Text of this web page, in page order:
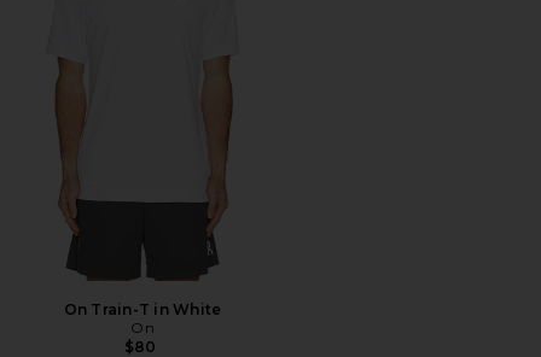
On Train-T in White
On
$80